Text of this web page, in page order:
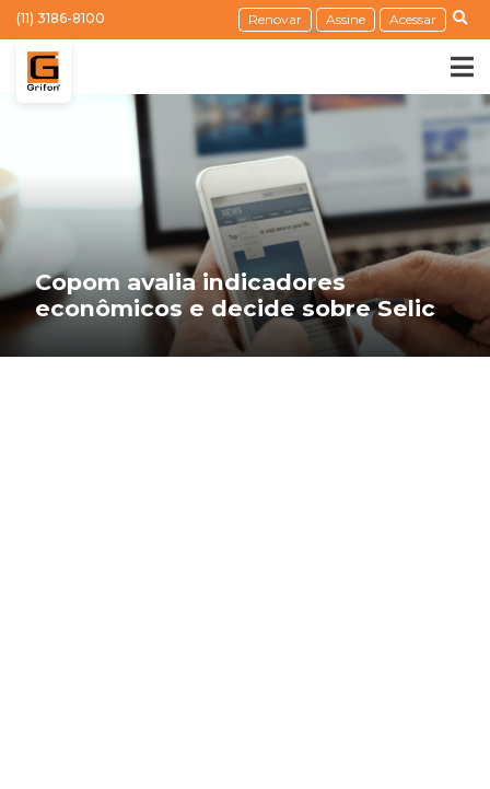
(11) 3186-8100 Renovar Assine Acessar
Copom avalia indicadores
econômicos e decide sobre Selic